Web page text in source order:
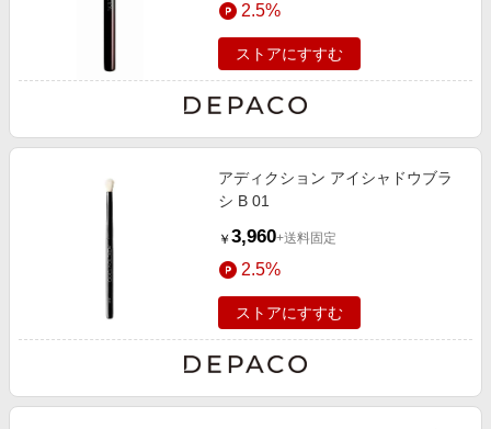
2.5%
ストアにすすむ
アディクション アイシャドウブラ
シ B 01
￥ 3,960+送料固定
2.5%
ストアにすすむ